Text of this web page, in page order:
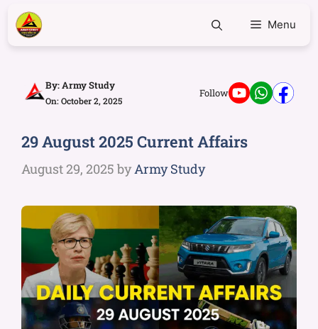
Menu
By:Army Study
On: October 2, 2025
Follow
29 August 2025 Current Affairs
August 29, 2025 byArmy Study